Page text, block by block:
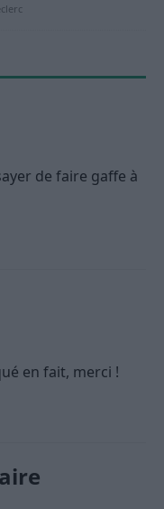
de faire gaffe à
en fait, merci !